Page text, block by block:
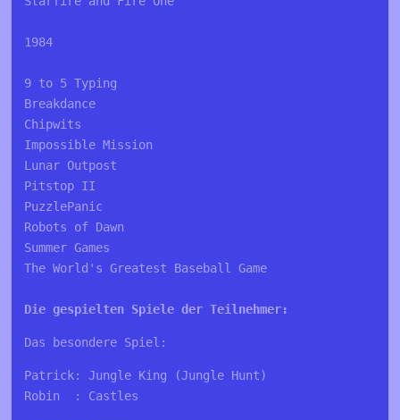
1984
9 to 5 Typing
Breakdance
Chipwits
Impossible Mission
Lunar Outpost
Pitstop II
PuzzlePanic
Robots of Dawn
Summer Games
Die gespielten Spiele der Teilnehmer:
Das besondere Spiel:
Patrick: Jungle King (Jungle Hunt)
Robin  : Castles